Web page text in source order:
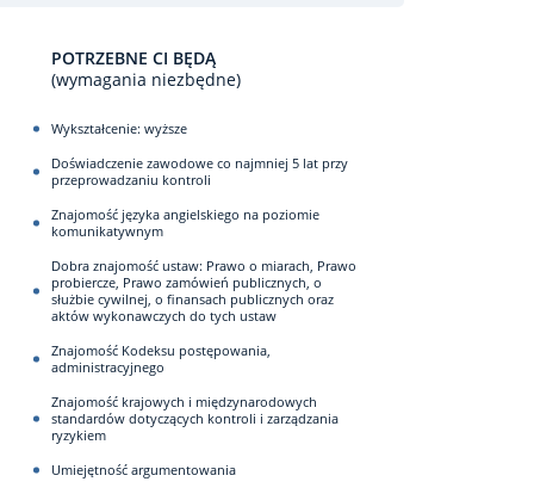
POTRZEBNE CI BĘDĄ
(wymagania niezbędne)
Wykształcenie: wyższe
Doświadczenie zawodowe co najmniej 5 lat przy
przeprowadzaniu kontroli
Znajomość języka angielskiego na poziomie
komunikatywnym
Dobra znajomość ustaw: Prawo o miarach, Prawo
probiercze, Prawo zamówień publicznych, o
służbie cywilnej, o finansach publicznych oraz
aktów wykonawczych do tych ustaw
Znajomość Kodeksu postępowania,
administracyjnego
Znajomość krajowych i międzynarodowych
standardów dotyczących kontroli i zarządzania
ryzykiem
Umiejętność argumentowania